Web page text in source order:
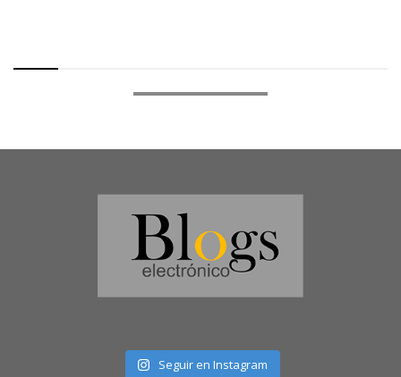
Seguir en Instagram